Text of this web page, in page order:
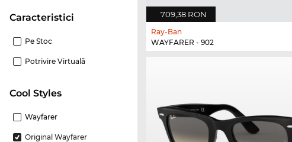
Caracteristici
Pe Stoc
Potrivire Virtuală
Cool Styles
Wayfarer
Original Wayfarer
709,38 RON
Ray-Ban
WAYFARER - 902